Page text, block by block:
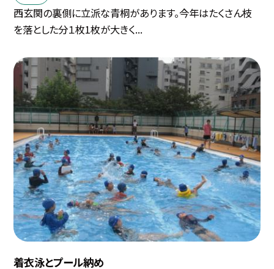
西玄関の裏側に立派な青桐があります。今年はたくさん枝
を落とした分１枚1枚が大きく...
着衣泳とプール納め